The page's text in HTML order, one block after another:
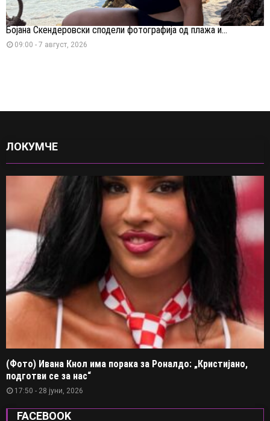
Бојана Скендеровски сподели фотографија од плажа и...
09:00 - 7 август, 2026
ЛОКУМЧЕ
(Фото) Ивана Кнол има порака за Роналдо: „Кристијано,
подготви се за нас“
17:50 - 28 јуни, 2026
FACEBOOK